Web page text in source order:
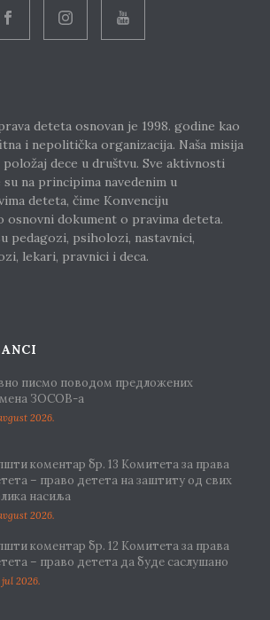
deteta osnovan je 1998. godine kao
i nepolitička organizacija. Naša misija
dece u društvu. Sve aktivnosti
na principima navedenim u
deteta, čime Konvenciju
osnovni dokument o pravima deteta.
pedagozi, psiholozi, nastavnici,
lekari, pravnici i deca.
писмо поводом предложених
ЗОСОВ-а
2026.
коментар бр. 13 Комитета за права
– право детета на заштиту од свих
насиља
2026.
коментар бр. 12 Комитета за права
– право детета да буде саслушано
jul 2026.